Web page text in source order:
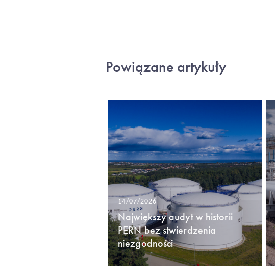
Powiązane artykuły
14/07/2026
Największy audyt w historii
PERN bez stwierdzenia
niezgodności